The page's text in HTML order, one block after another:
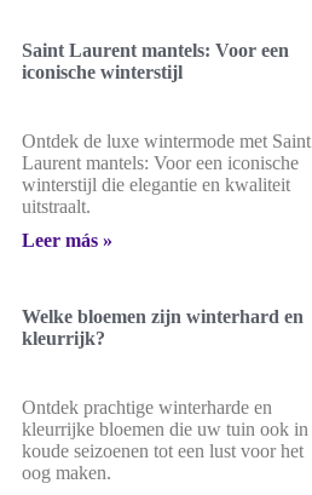
Saint Laurent mantels: Voor een
iconische winterstijl
Ontdek de luxe wintermode met Saint
Laurent mantels: Voor een iconische
winterstijl die elegantie en kwaliteit
uitstraalt.
Leer más »
Welke bloemen zijn winterhard en
kleurrijk?
Ontdek prachtige winterharde en
kleurrijke bloemen die uw tuin ook in
koude seizoenen tot een lust voor het
oog maken.